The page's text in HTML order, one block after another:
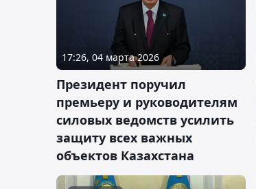
17:26, 04 марта 2026
Президент поручил
премьеру и руководителям
силовых ведомств усилить
защиту всех важных
объектов Казахстана